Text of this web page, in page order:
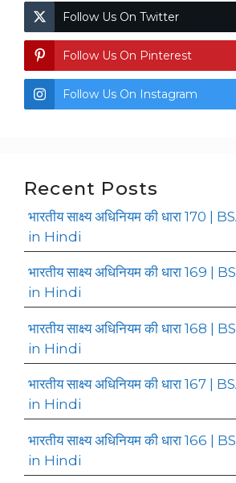
Follow Us On Twitter
Follow Us On Pinterest
Follow Us On Instagram
Recent Posts
भारतीय साक्ष्य अधिनियम की धारा 170 |
in Hindi
भारतीय साक्ष्य अधिनियम की धारा 169
in Hindi
भारतीय साक्ष्य अधिनियम की धारा 168
in Hindi
भारतीय साक्ष्य अधिनियम की धारा 167 |
in Hindi
भारतीय साक्ष्य अधिनियम की धारा 166
in Hindi